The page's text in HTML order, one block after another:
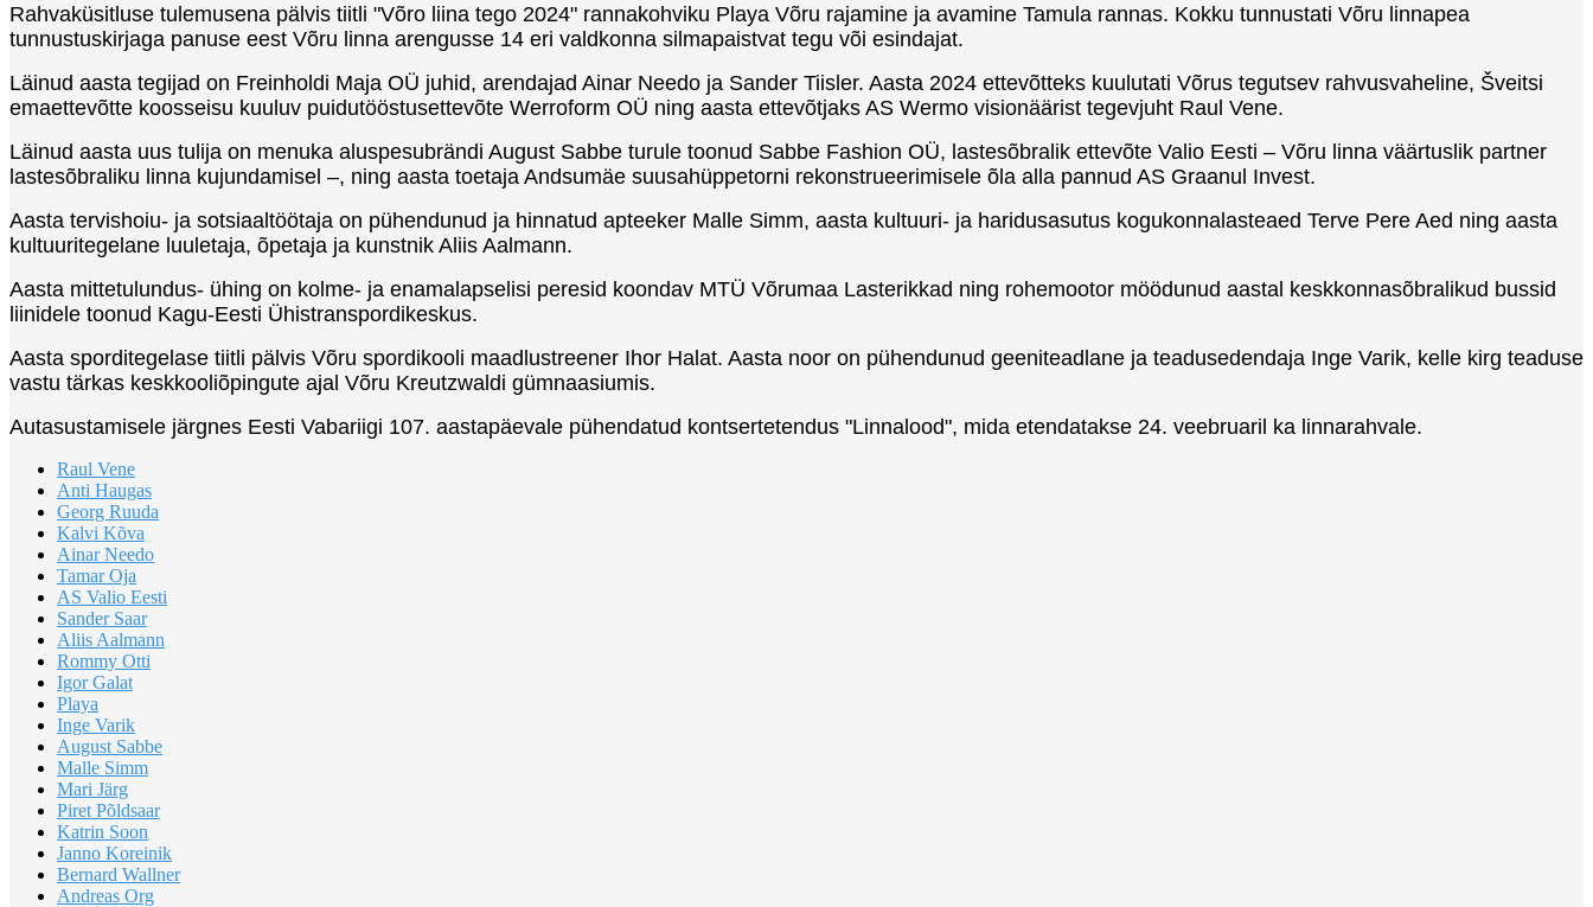
Rahvaküsitluse tulemusena pälvis tiitli "Võro liina tego 2024" rannakohviku Playa Võru rajamine ja avamine Tamula rannas. Kokku tunnustati Võru linnapea
tunnustuskirjaga panuse eest Võru linna arengusse 14 eri valdkonna silmapaistvat tegu või esindajat.
Läinud aasta tegijad on Freinholdi Maja OÜ juhid, arendajad Ainar Needo ja Sander Tiisler. Aasta 2024 ettevõtteks kuulutati Võrus tegutsev rahvusvaheline, Šveitsi
emaettevõtte koosseisu kuuluv puidutööstusettevõte Werroform OÜ ning aasta ettevõtjaks AS Wermo visionäärist tegevjuht Raul Vene.
Läinud aasta uus tulija on menuka aluspesubrändi August Sabbe turule toonud Sabbe Fashion OÜ, lastesõbralik ettevõte Valio Eesti – Võru linna väärtuslik partner
lastesõbraliku linna kujundamisel –, ning aasta toetaja Andsumäe suusahüppetorni rekonstrueerimisele õla alla pannud AS Graanul Invest.
Aasta tervishoiu- ja sotsiaaltöötaja on pühendunud ja hinnatud apteeker Malle Simm, aasta kultuuri- ja haridusasutus kogukonnalasteaed Terve Pere Aed ning aasta
kultuuritegelane luuletaja, õpetaja ja kunstnik Aliis Aalmann.
Aasta mittetulundus- ühing on kolme- ja enamalapselisi peresid koondav MTÜ Võrumaa Lasterikkad ning rohemootor möödunud aastal keskkonnasõbralikud bussid
liinidele toonud Kagu-Eesti Ühistranspordikeskus.
Aasta sporditegelase tiitli pälvis Võru spordikooli maadlustreener Ihor Halat. Aasta noor on pühendunud geeniteadlane ja teadusedendaja Inge Varik, kelle kirg teaduse
vastu tärkas keskkooliõpingute ajal Võru Kreutzwaldi gümnaasiumis.
Autasustamisele järgnes Eesti Vabariigi 107. aastapäevale pühendatud kontsertetendus "Linnalood", mida etendatakse 24. veebruaril ka linnarahvale.
Raul Vene
Anti Haugas
Georg Ruuda
Kalvi Kõva
Ainar Needo
Tamar Oja
AS Valio Eesti
Sander Saar
Aliis Aalmann
Rommy Otti
Igor Galat
Playa
Inge Varik
August Sabbe
Malle Simm
Mari Järg
Piret Põldsaar
Katrin Soon
Janno Koreinik
Bernard Wallner
Andreas Org